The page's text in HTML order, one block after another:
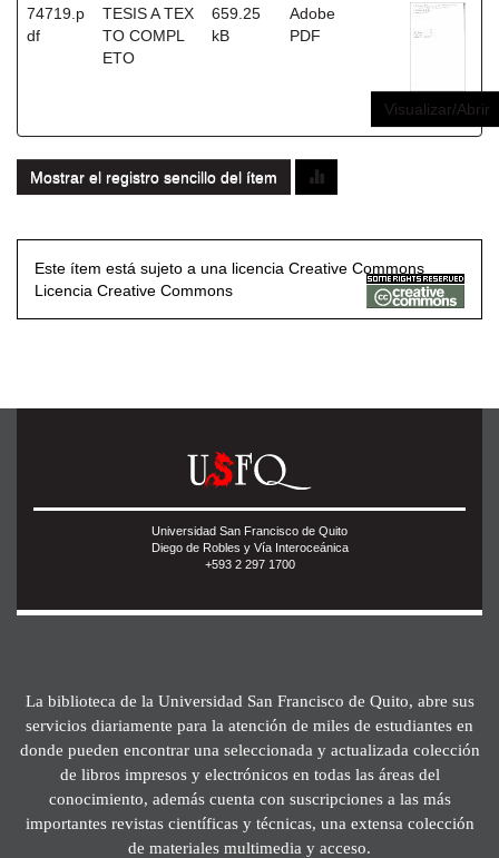
74719.p
df
TESIS A TEX
TO COMPL
ETO
659.25
kB
Adobe
PDF
Visualizar/Abrir
Mostrar el registro sencillo del ítem
Este ítem está sujeto a una licencia Creative Commons
Licencia Creative Commons
Universidad San Francisco de Quito
Diego de Robles y Vía Interoceánica
+593 2 297 1700
La biblioteca de la Universidad San Francisco de Quito, abre sus
servicios diariamente para la atención de miles de estudiantes en
donde pueden encontrar una seleccionada y actualizada colección
de libros impresos y electrónicos en todas las áreas del
conocimiento, además cuenta con suscripciones a las más
importantes revistas científicas y técnicas, una extensa colección
de materiales multimedia y acceso.